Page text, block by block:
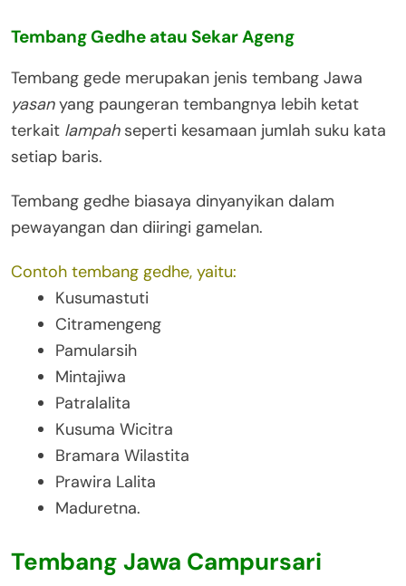
Tembang Gedhe atau Sekar Ageng
Tembang gede merupakan jenis tembang Jawa
yasanyang paungeran tembangnya lebih ketat
terkait lampah seperti kesamaan jumlah suku kata
setiap baris.
Tembang gedhe biasaya dinyanyikan dalam
pewayangan dan diiringi gamelan.
Contoh tembang gedhe, yaitu:
Kusumastuti
Citramengeng
Pamularsih
Mintajiwa
Patralalita
Kusuma Wicitra
Bramara Wilastita
Prawira Lalita
Maduretna.
Tembang Jawa Campursari